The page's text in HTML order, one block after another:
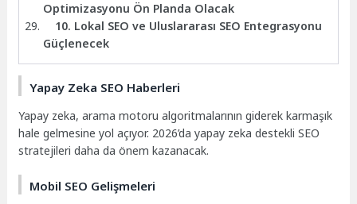
Optimizasyonu Ön Planda Olacak
10. Lokal SEO ve Uluslararası SEO Entegrasyonu
Güçlenecek
Yapay Zeka SEO Haberleri
Yapay zeka, arama motoru algoritmalarının giderek karmaşık
hale gelmesine yol açıyor. 2026’da yapay zeka destekli SEO
stratejileri daha da önem kazanacak.
Mobil SEO Gelişmeleri